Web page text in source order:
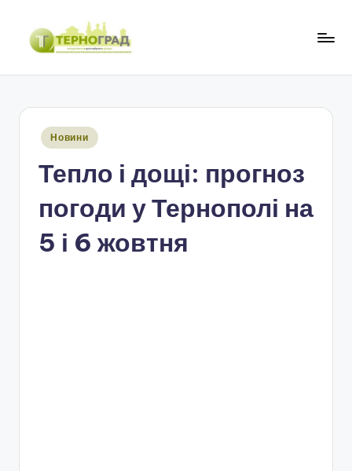
Перейти
Опубліковано
Новини
Тепло і дощі: прогноз
погоди у Тернополі на
5 і 6 жовтня